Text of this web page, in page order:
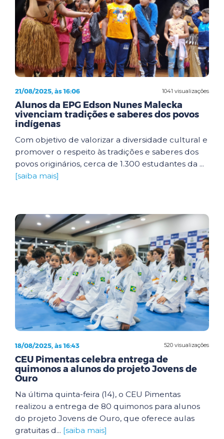
1041 visualizações
21/08/2025, às 16:06
Alunos da EPG Edson Nunes Malecka
vivenciam tradições e saberes dos povos
indígenas
Com objetivo de valorizar a diversidade cultural e
promover o respeito às tradições e saberes dos
povos originários, cerca de 1.300 estudantes da ...
[saiba mais]
520 visualizações
18/08/2025, às 16:43
CEU Pimentas celebra entrega de
quimonos a alunos do projeto Jovens de
Ouro
Na última quinta-feira (14), o CEU Pimentas
realizou a entrega de 80 quimonos para alunos
do projeto Jovens de Ouro, que oferece aulas
gratuitas d... [saiba mais]